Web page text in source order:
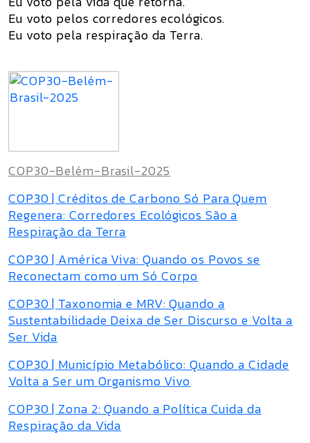
Eu voto pelos corredores ecológicos.
Eu voto pela respiração da Terra.
COP30-Belém-Brasil-2025
COP30 | Créditos de Carbono Só Para Quem
Regenera: Corredores Ecológicos São a
Respiração da Terra
COP30 | América Viva: Quando os Povos se
Reconectam como um Só Corpo
COP30 | Taxonomia e MRV: Quando a
Sustentabilidade Deixa de Ser Discurso e Volta a
Ser Vida
COP30 | Município Metabólico: Quando a Cidade
Volta a Ser um Organismo Vivo
COP30 | Zona 2: Quando a Política Cuida da
Respiração da Vida